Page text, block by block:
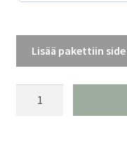
Lisää pakettiin side